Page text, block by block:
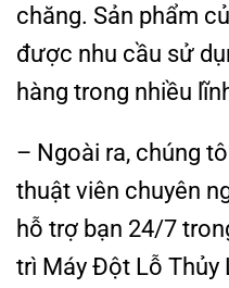
chăng. Sản phẩm
được nhu cầu sử
hàng trong nhiều
– Ngoài ra, chúng
thuật viên chuyên
hỗ trợ bạn 24/7
trì Máy Đột Lỗ Thủy